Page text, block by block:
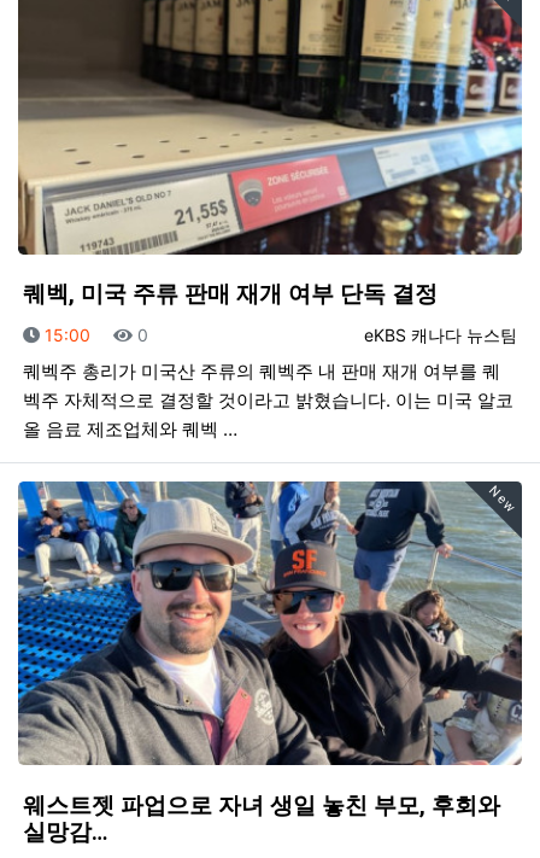
퀘벡, 미국 주류 판매 재개 여부 단독 결정
등록자
eKBS 캐나다 뉴스팀
등록일
15:00 조회
0
퀘벡주 총리가 미국산 주류의 퀘벡주 내 판매 재개 여부를 퀘
벡주 자체적으로 결정할 것이라고 밝혔습니다. 이는 미국 알코
올 음료 제조업체와 퀘벡 …
New
웨스트젯 파업으로 자녀 생일 놓친 부모, 후회와
실망감…